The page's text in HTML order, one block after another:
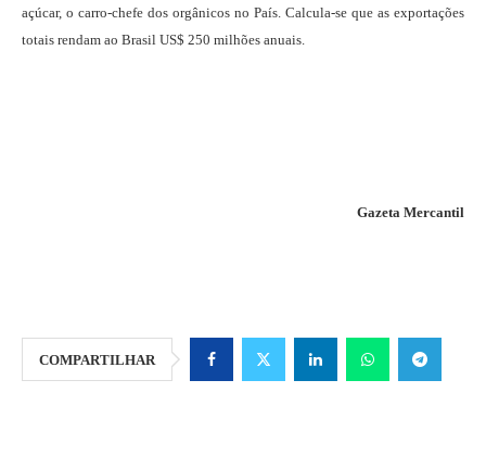
açúcar, o carro-chefe dos orgânicos no País. Calcula-se que as exportações
totais rendam ao Brasil US$ 250 milhões anuais.
Gazeta Mercantil
COMPARTILHAR